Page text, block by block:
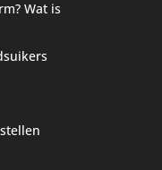
Wat is